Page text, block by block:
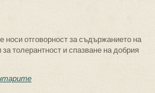
носи отговорност за съдържанието на
толерантност и спазване на добрия